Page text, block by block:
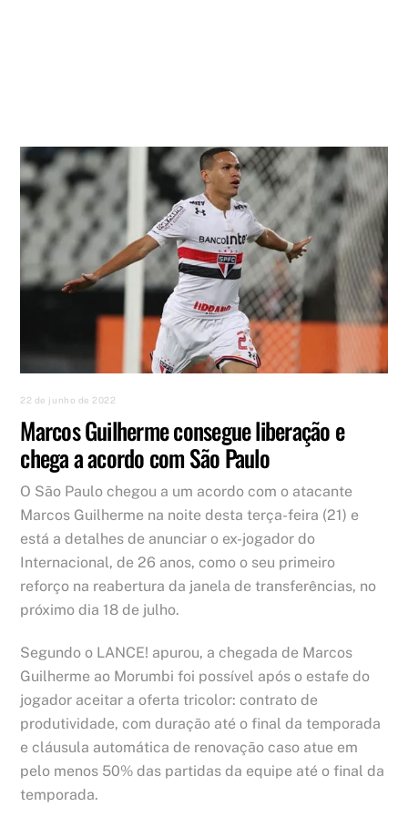
22 de junho de 2022
Marcos Guilherme consegue liberação e
chega a acordo com São Paulo
O São Paulo chegou a um acordo com o atacante
Marcos Guilherme na noite desta terça-feira (21) e
está a detalhes de anunciar o ex-jogador do
Internacional, de 26 anos, como o seu primeiro
reforço na reabertura da janela de transferências, no
próximo dia 18 de julho.
Segundo o LANCE! apurou, a chegada de Marcos
Guilherme ao Morumbi foi possível após o estafe do
jogador aceitar a oferta tricolor: contrato de
produtividade, com duração até o final da temporada
e cláusula automática de renovação caso atue em
pelo menos 50% das partidas da equipe até o final da
temporada.